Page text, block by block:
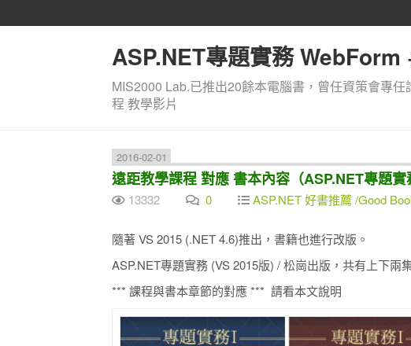
ASP.NET專題實務
MIS2000 Lab.已推出20餘本電腦書，曾任資策會專
程 教學影片
2016-02-01
遠距教學課程 對應 書本內容（ASP.NET專題實
13332 0 ASP.NET 好書推薦 /Good
隨著 VS 2015 (.NET 4.6)推出，書籍也進行改版。
ASP.NET專題實務 (VS 2015版) / 松崗出版，共有上下兩
*** 課程與書本章節的對應 *** 請看本文說明